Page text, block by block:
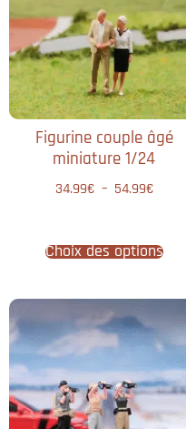
Figurine couple âgé
miniature 1/24
34.99€ – 54.99€
Choix des options